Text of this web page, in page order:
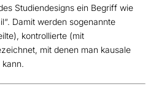
Studiendesigns ein Begriff wie
Damit werden sogenannte
kontrollierte (mit
mit denen man kausale